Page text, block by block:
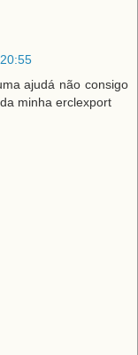
ajudá não consigo
minha erclexport